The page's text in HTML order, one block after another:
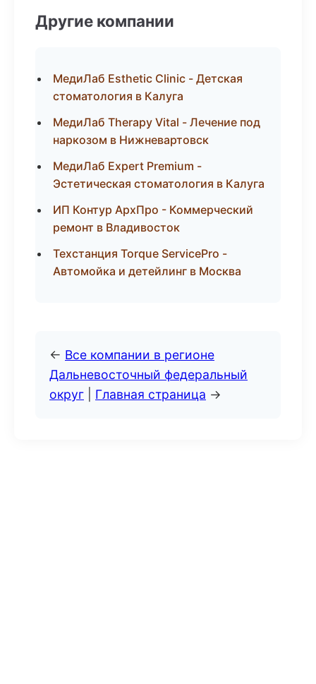
Другие компании
МедиЛаб Esthetic Clinic - Детская
стоматология в Калуга
МедиЛаб Therapy Vital - Лечение под
наркозом в Нижневартовск
МедиЛаб Expert Premium -
Эстетическая стоматология в Калуга
ИП Контур АрхПро - Коммерческий
ремонт в Владивосток
Техстанция Torque ServicePro -
Автомойка и детейлинг в Москва
← Все компании в регионе
Дальневосточный федеральный
округ
Главная страница →